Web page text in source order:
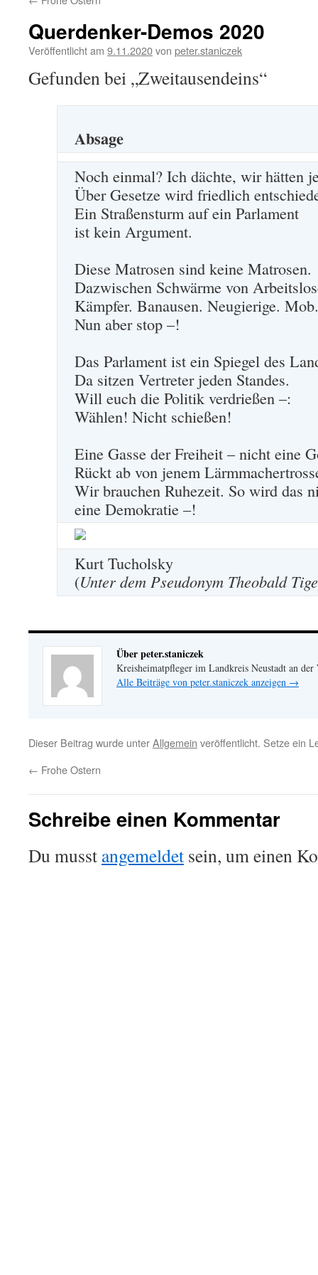
Querdenker-Demos 2020
Veröffentlicht am 9.11.2020von peter.staniczek
Gefunden bei „Zweitausendeins“
Absage
Noch einmal? Ich dächte, wir hätten
Über Gesetze wird friedlich
Ein Straßensturm auf ein Parlament
ist kein Argument.
Diese Matrosen sind keine Matrosen.
Dazwischen Schwärme von
Kämpfer. Banausen. Neugierige. Mob.
Nun aber stop –!
Das Parlament ist ein Spiegel des
Da sitzen Vertreter jeden Standes.
Will euch die Politik verdrießen –:
Wählen! Nicht schießen!
Eine Gasse der Freiheit – nicht eine
Rückt ab von jenem
Wir brauchen Ruhezeit. So wird das
eine Demokratie –!
Kurt Tucholsky
(Unter dem Pseudonym Theobald
Über peter.staniczek
Kreisheimatpfleger im Landkreis Neustadt an der
Alle Beiträge von peter.staniczek anzeigen →
Dieser Beitrag wurde unterAllgemein veröffentlicht. Setze ein
← Frohe Ostern
Schreibe einen Kommentar
Du musst angemeldet sein, um einen